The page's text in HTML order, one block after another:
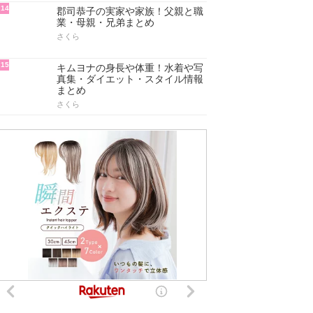
14
郡司恭子の実家や家族！父親と職
業・母親・兄弟まとめ
さくら
15
キムヨナの身長や体重！水着や写
真集・ダイエット・スタイル情報
まとめ
さくら